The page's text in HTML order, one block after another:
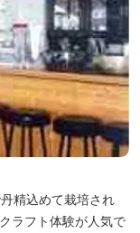
精込めて栽培され
ラフト体験が人気で